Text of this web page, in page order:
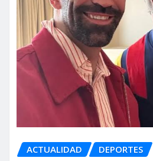
ACTUALIDAD DEPORTES